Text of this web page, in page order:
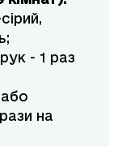
- 1 раз
на